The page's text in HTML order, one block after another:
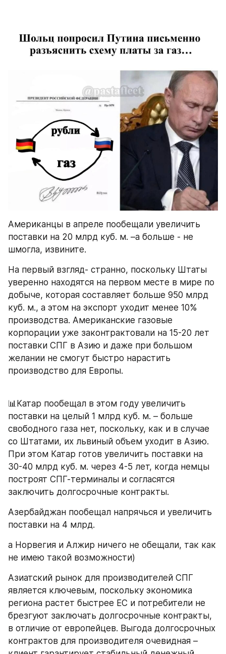
​Американцы в апреле пообещали увеличить
поставки на 20 млрд куб. м. –а больше - не
шмогла, извините.
На первый взгляд- странно, поскольку Штаты
уверенно находятся на первом месте в мире по
добыче, которая составляет больше 950 млрд
куб. м., а этом на экспорт уходит менее 10%
производства. Американские газовые
корпорации уже законтрактовали на 15-20 лет
поставки СПГ в Азию и даже при большом
желании не смогут быстро нарастить
производство для Европы.
​📊Катар пообещал в этом году увеличить
поставки на целый 1 млрд куб. м. – больше
свободного газа нет, поскольку, как и в случае
со Штатами, их львиный объем уходит в Азию.
При этом Катар готов увеличить поставки на
30-40 млрд куб. м. через 4-5 лет, когда немцы
построят СПГ-терминалы и согласятся
заключить долгосрочные контракты.
Азербайджан пообещал напрячься и увеличить
поставки на 4 млрд.
а Норвегия и Алжир ничего не обещали, так как
не имею такой возможности)
​Азиатский рынок для производителей СПГ
является ключевым, поскольку экономика
региона растет быстрее ЕС и потребители не
брезгуют заключать долгосрочные контракты,
в отличие от европейцев. Выгода долгосрочных
контрактов для производителя очевидная –